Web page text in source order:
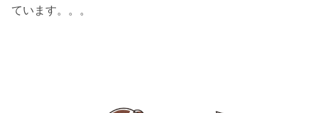
ています。。。